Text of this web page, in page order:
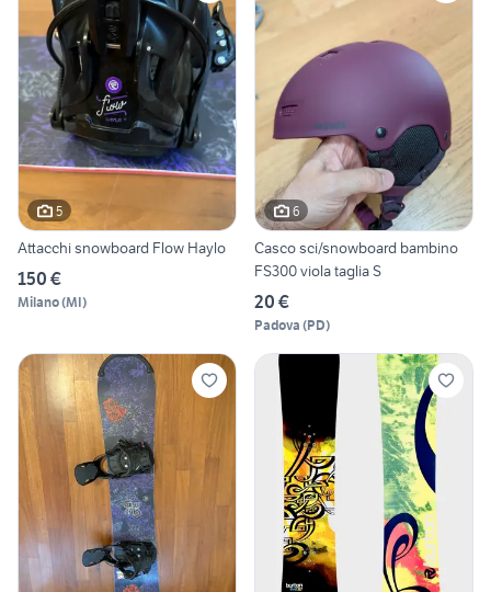
5
Attacchi snowboard Flow Haylo
150 €
Milano(MI)
6
Casco sci/snowboard bambino
FS300 viola taglia S
20 €
Padova (PD)